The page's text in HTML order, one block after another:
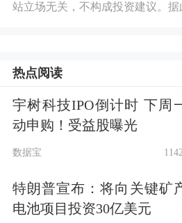
站立场无关，不构成投资建议。据
热点阅读
宇树科技IPO倒计时 下周
动申购！受益股曝光
数据宝
特朗普宣布：将向关键矿
电池项目投资30亿美元